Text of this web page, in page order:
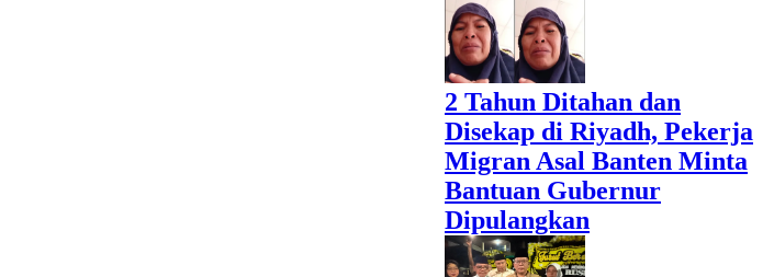
2 Tahun Ditahan dan
Disekap di Riyadh, Pekerja
Migran Asal Banten Minta
Bantuan Gubernur
Dipulangkan